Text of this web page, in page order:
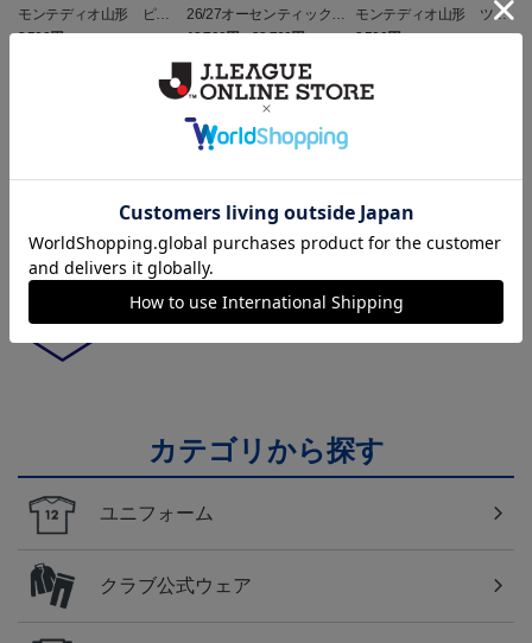
モンテディオ山形 ピカ
チュウ タオルマフラー
2,500円
26/27オーセンティックユ
ニフォーム半袖（FP1st）
18,700円～23,760円
モンテディオ山形 ツン
ベアー タオルマフラー
2,500円
チームマスコット「ディーオ」グッズは、サポータ
ーやファン必見！
山形
モンテディオ山形のすべてのグッズをチェックした
カテゴリから探す
ユニフォーム
クラブ公式ウェア